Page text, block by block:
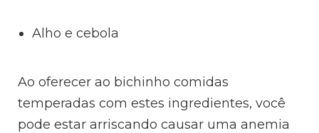
Alho e cebola
Ao oferecer ao bichinho comidas
temperadas com estes ingredientes, você
pode estar arriscando causar uma anemia